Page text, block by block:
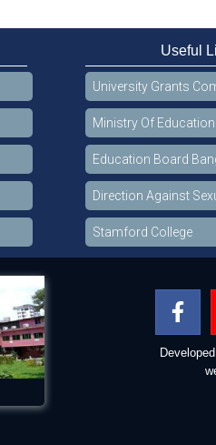
Useful
University Grants
Ministry Of Education
Education Board
Direction Against
Stamford College